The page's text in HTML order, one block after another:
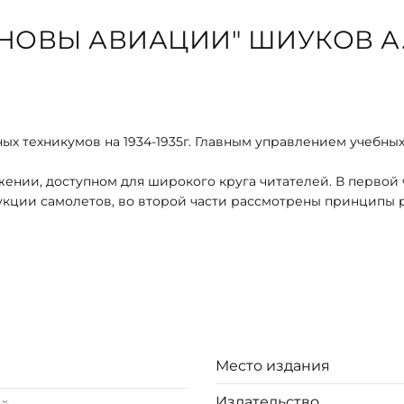
АВИАЦИИ" ШИУКОВ
техникумов на 1934-1935г. Главным управлением
доступном для широкого круга читателей. В первой
самолетов, во второй части рассмотрены принципы
Место издания